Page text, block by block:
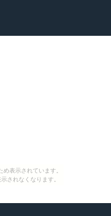
表示されています。
されなくなります。